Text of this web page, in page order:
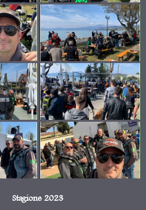
Stagione 2023